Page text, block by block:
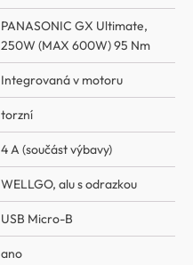
PANASONIC GX Ultimate,
250W (MAX 600W) 95 Nm
Integrovaná v motoru
torzní
4 A (součást výbavy)
WELLGO, alu s odrazkou
USB Micro-B
ano